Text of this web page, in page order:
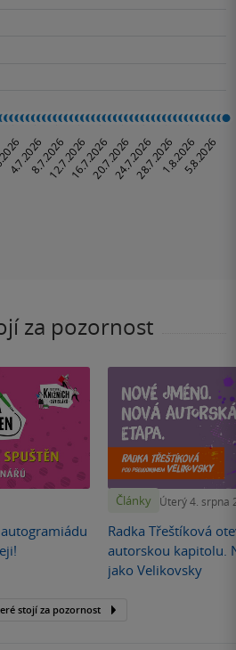
za pozornost
Články Úterý 4. srpna
Radka Třeštíková
autorskou kapitolu.
jako Velikovsky
stojí za pozornost